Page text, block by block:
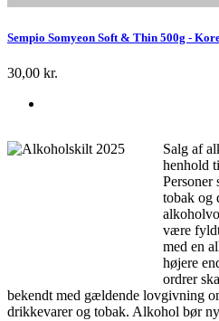
Sempio Somyeon Soft & Thin 500g -
30,00 kr.
Salg af
henhold
tobak og
være
med en
højere
ordrer
bekendt med gældende lovgivning
drikkevarer og tobak. Alkohol bør